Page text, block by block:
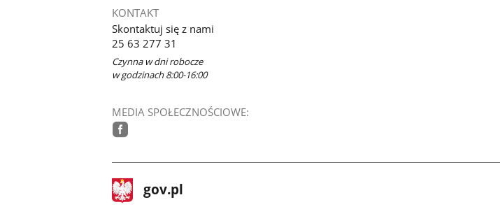
nowym
KONTAKT
Skontaktuj się z nami
25 63 277 31
Czynna w dni robocze
w godzinach 8:00-16:00
MEDIA SPOŁECZNOŚCIOWE:
stopka
gov.pl Strona
gov.pl